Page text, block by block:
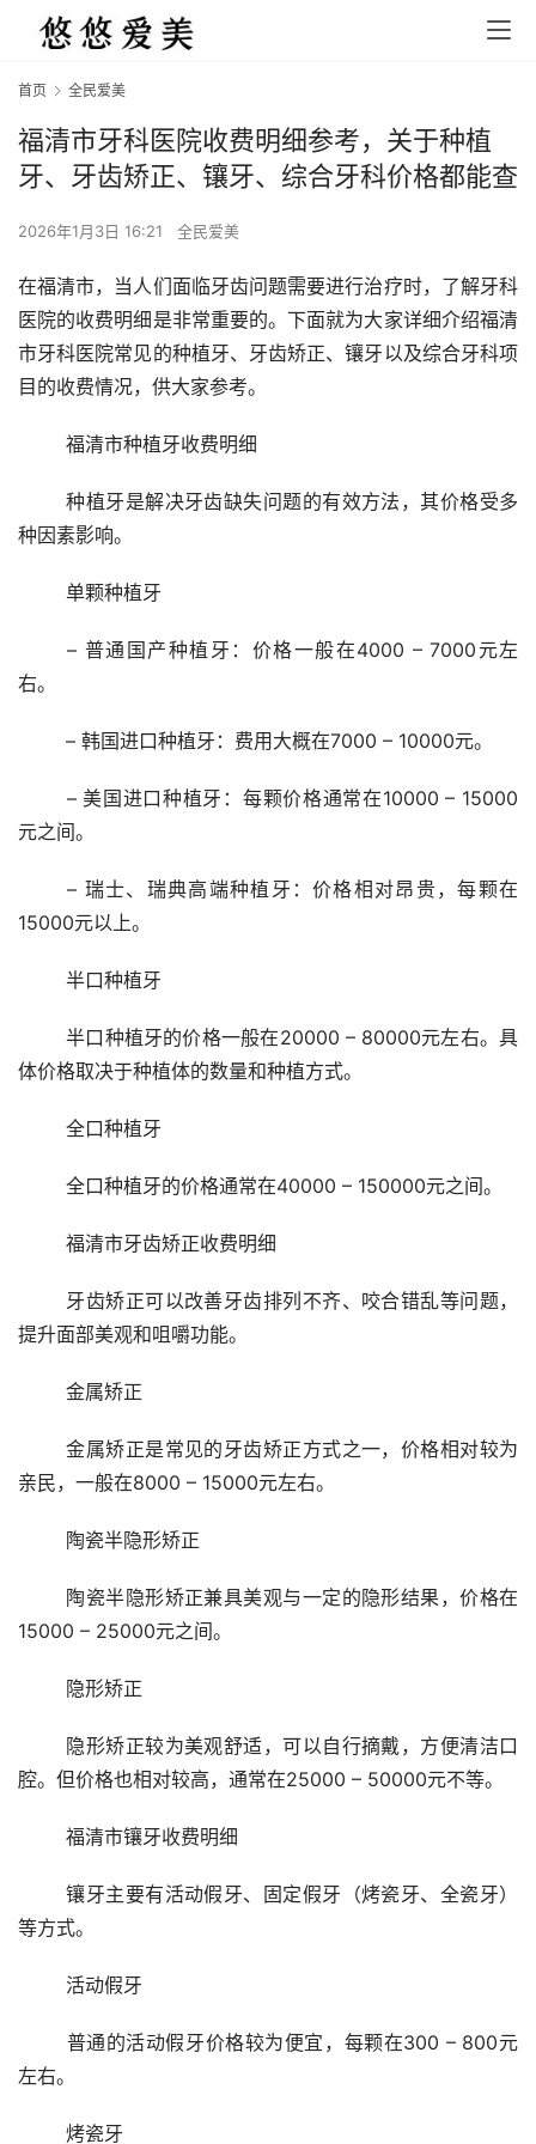
首页 全民爱美
福清市牙科医院收费明细参考，关于种植
牙、牙齿矫正、镶牙、综合牙科价格都能查
2026年1月3日 16:21 全民爱美
在福清市，当人们面临牙齿问题需要进行治疗时，了解牙科
医院的收费明细是非常重要的。下面就为大家详细介绍福清
市牙科医院常见的种植牙、牙齿矫正、镶牙以及综合牙科项
目的收费情况，供大家参考。
	福清市种植牙收费明细
	种植牙是解决牙齿缺失问题的有效方法，其价格受多
种因素影响。
	单颗种植牙
	– 普通国产种植牙：价格一般在4000 – 7000元左
右。
	– 韩国进口种植牙：费用大概在7000 – 10000元。
元之间。
	– 瑞士、瑞典高端种植牙：价格相对昂贵，每颗在
15000元以上。
	半口种植牙
	半口种植牙的价格一般在20000 – 80000元左右。具
体价格取决于种植体的数量和种植方式。
	全口种植牙
	全口种植牙的价格通常在40000 – 150000元之间。
	福清市牙齿矫正收费明细
提升面部美观和咀嚼功能。
	金属矫正
	金属矫正是常见的牙齿矫正方式之一，价格相对较为
亲民，一般在8000 – 15000元左右。
	陶瓷半隐形矫正
15000 – 25000元之间。
	隐形矫正
腔。但价格也相对较高，通常在25000 – 50000元不等。
	福清市镶牙收费明细
	镶牙主要有活动假牙、固定假牙（烤瓷牙、全瓷牙）
等方式。
	活动假牙
左右。
	烤瓷牙